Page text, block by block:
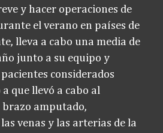
y hacer operaciones de
el verano en países de
lleva a cabo una media de
junto a su equipo y
considerados
que llevó a cabo al
amputado,
venas y las arterias de la